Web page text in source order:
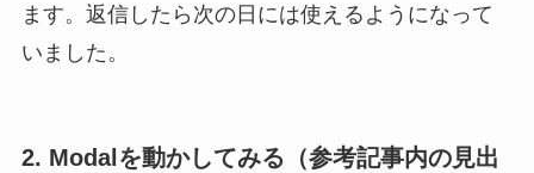
ます。返信したら次の日には使えるようになって
いました。
2. Modalを動かしてみる（参考記事内の見出